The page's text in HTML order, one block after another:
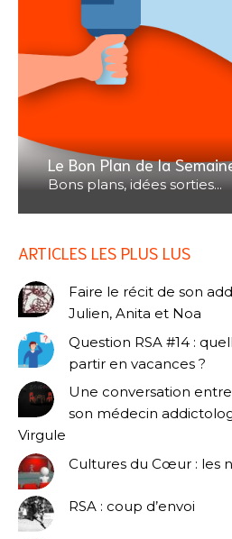
Le Bon Plan de la
Bons plans, idées sorties...
ARTICLES LES PLUS LUS
Faire le récit de son
Julien, Anita et Noa
Question RSA #14 :
partir en vacances ?
Une conversation
son médecin
Virgule
Cultures du Cœur : les
RSA : coup d’envoi